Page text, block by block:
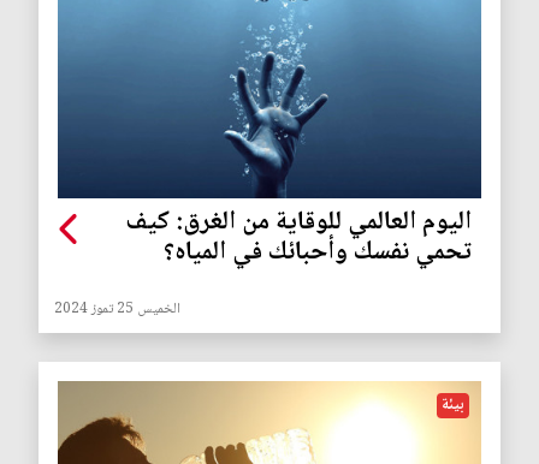
اليوم العالمي للوقاية من الغرق: كيف
تحمي نفسك وأحبائك في المياه؟
الخميس 25 تموز 2024
بيئة